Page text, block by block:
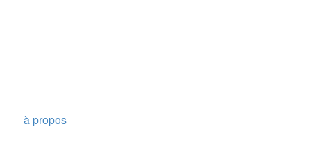
à propos